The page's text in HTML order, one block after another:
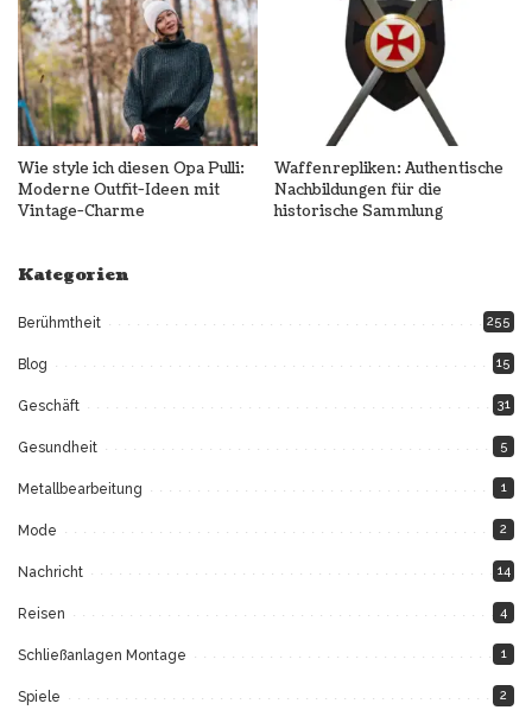
Wie style ich diesen Opa Pulli:
Moderne Outfit-Ideen mit
Vintage-Charme
Waffenrepliken: Authentische
Nachbildungen für die
historische Sammlung
Kategorien
Berühmtheit 255
Blog 15
Geschäft 31
Gesundheit 5
Metallbearbeitung 1
Mode 2
Nachricht 14
Reisen 4
Schließanlagen Montage 1
Spiele 2